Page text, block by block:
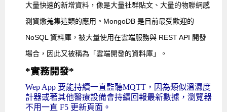
大量快速的新增資料，像是大量社群貼文、大量的物聯網感
測資燉羗集這類的應用。 MongoDB 是目前最受歡迎的
NoSQL 資料庫，被大量使用在雲端服務與 REST API 開發
場合，因此又被稱為「雲端開發的資料庫」。
*實務開發*
Wep App 要能持續一直監聽MQTT，因為類似溫濕度
計器或著其他醫療設備會持續回報最新數據，瀏覽器
不用一直 F5 更新頁面。